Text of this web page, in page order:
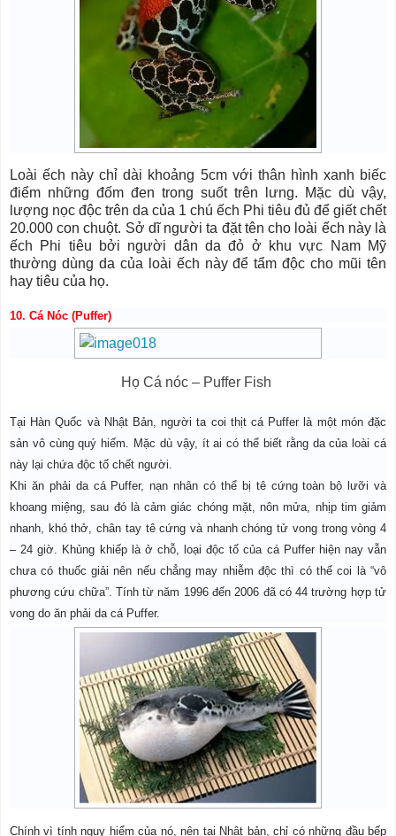
Loài ếch này chỉ dài khoảng 5cm với thân hình xanh biếc
điểm những đốm đen trong suốt trên lưng. Mặc dù vậy,
lượng nọc độc trên da của 1 chú ếch Phi tiêu đủ để giết chết
20.000 con chuột. Sở dĩ người ta đặt tên cho loài ếch này là
ếch Phi tiêu bởi người dân da đỏ ở khu vực Nam Mỹ
thường dùng da của loài ếch này để tẩm độc cho mũi tên
hay tiêu của họ.
10. Cá Nóc (Puffer)
Họ Cá nóc – Puffer Fish
Tại Hàn Quốc và Nhật Bản, người ta coi thịt cá Puffer là một món đặc
sản vô cùng quý hiếm. Mặc dù vậy, ít ai có thể biết rằng da của loài cá
này lại chứa độc tố chết người.
Khi ăn phải da cá Puffer, nạn nhân có thể bị tê cứng toàn bộ lưỡi và
khoang miệng, sau đó là cảm giác chóng mặt, nôn mửa, nhịp tim giảm
nhanh, khó thở, chân tay tê cứng và nhanh chóng tử vong trong vòng 4
– 24 giờ. Khủng khiếp là ở chỗ, loại độc tố của cá Puffer hiện nay vẫn
chưa có thuốc giải nên nếu chẳng may nhiễm độc thì có thể coi là “vô
phương cứu chữa”. Tính từ năm 1996 đến 2006 đã có 44 trường hợp tử
vong do ăn phải da cá Puffer.
Chính vì tính nguy hiểm của nó, nên tại Nhật bản, chỉ có những đầu bếp